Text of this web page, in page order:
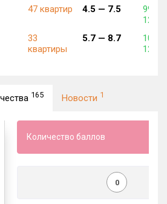
47 квартир 4.5 — 7.5
99
123
33
квартиры
5.7 — 8.7
101
122
165 Новости 1
Количество баллов
0